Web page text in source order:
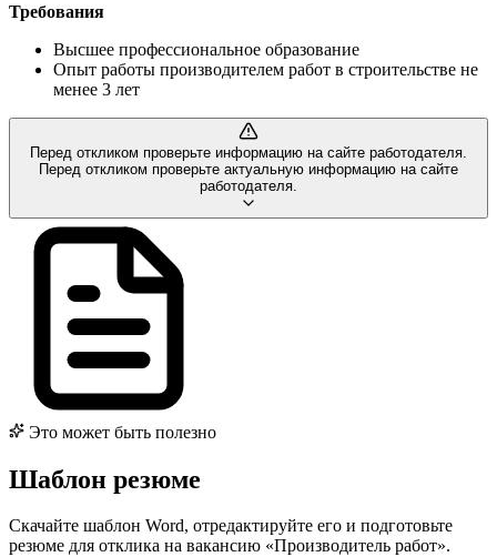
Требования
Высшее профессиональное образование
Опыт работы производителем работ в строительстве не
менее 3 лет
Перед откликом проверьте информацию на сайте работодателя.
Перед откликом проверьте актуальную информацию на сайте
работодателя.
Это может быть полезно
Шаблон резюме
Скачайте шаблон Word, отредактируйте его и подготовьте
резюме для отклика на вакансию «Производитель работ».